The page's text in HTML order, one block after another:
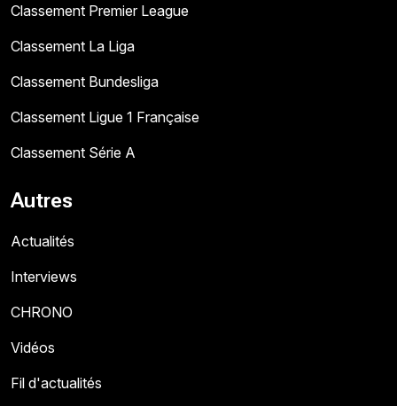
Classement Premier League
Classement La Liga
Classement Bundesliga
Classement Ligue 1 Française
Classement Série A
Autres
Actualités
Interviews
CHRONO
Vidéos
Fil d'actualités